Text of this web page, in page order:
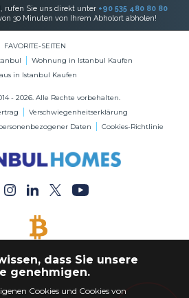
rufen Sie uns direkt unter +90 535 480 80 80
30 Minuten von Ihrem Abholort abholen!
FAVORITE-SEITEN
Wohnung in Istanbul Kaufen
in Istanbul Kaufen
- 2026. Alle Rechte vorbehalten.
Verschwiegenheitserklärung
Daten
Cookies-Richtlinie
Immobilie mit Bitcoin-Zahlung
dass Sie unsere
genehmigen.
Cookies und Cookies von